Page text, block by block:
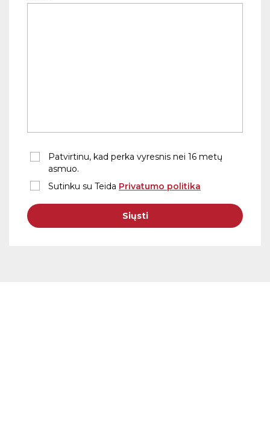
Patvirtinu, kad perka vyresnis nei 16 metų
asmuo.
Sutinku su Teida Privatumo politika